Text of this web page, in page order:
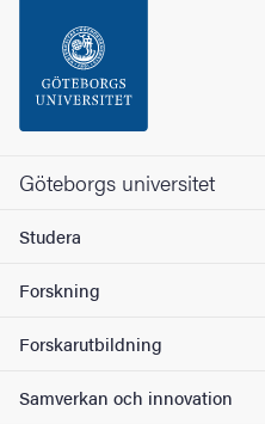
Sidfoten
Om webbplatsen
Göteborgs universitet
Studera
Forskning
Forskarutbildning
Samverkan och innovation